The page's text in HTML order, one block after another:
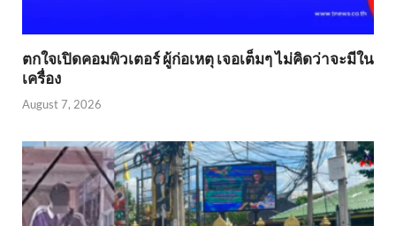
ตกใจเปิดคอมพิวเตอร์ ผู้ก่อเหตุ เจอเต็มๆ ไม่คิดว่าจะมีใน
เครื่อง
August 7, 2026